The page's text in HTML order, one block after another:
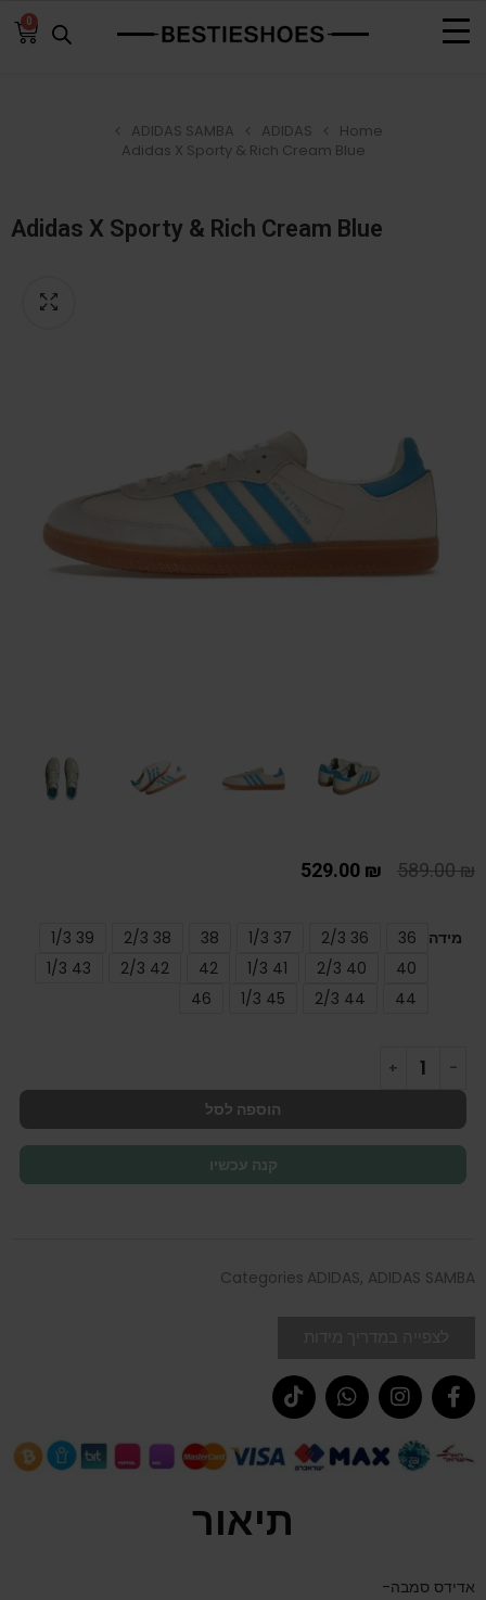
0
Home
ADIDAS
ADIDAS SAMBA
Adidas X Sporty & Rich Cream Blue
Adidas X Sporty & Rich Cream Blue
589.00₪
529.00 ₪
מידה 36
36 2/3
37 1/3
38
38 2/3
39 1/3
40
40 2/3
41 1/3
42
42 2/3
43 1/3
44
44 2/3
45 1/3
46
הוספה לסל
קנה עכשיו
Categories ADIDAS, ADIDAS SAMBA
תיאור
אדידס סמבה-